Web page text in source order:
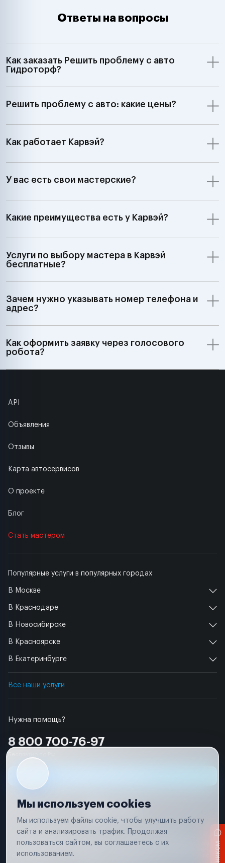
Ответы на вопросы
Как заказать Решить проблему с авто
Гидроторф?
Решить проблему с авто: какие цены?
Как работает Карвэй?
У вас есть свои мастерские?
Какие преимущества есть у Карвэй?
Услуги по выбору мастера в Карвэй
бесплатные?
Зачем нужно указывать номер телефона и
адрес?
Как оформить заявку через голосового
робота?
Нужна помощь?
8 800 700-76-97
Популярные услуги в популярных городах
В Москве
В Краснодаре
В Новосибирске
В Красноярске
В Екатеринбурге
Все наши услуги
API
Объявления
Отзывы
Карта автосервисов
О проекте
Блог
Стать мастером
Условия использования
Удаление аккаунта
Вся информация, представленная на сайте, носит исключительно
соответствии с положениями статьи 437 (п. 2) Гражданского кодекса
Мы используем cookies
Мы используем файлы cookie, чтобы улучшить работу
сайта и анализировать трафик. Продолжая
пользоваться сайтом, вы соглашаетесь с их
использованием.